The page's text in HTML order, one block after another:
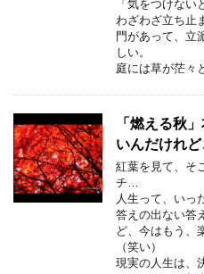
「気をつけな
わざわざ立ち止
門があって、立
しい。
庭には草が茫々
「燃える秋
いんだけれ
紅葉を見て、そ
チ…
人生って、いっ
答えの出ない答
ど、今はもう、
（笑い）
現実の人生は、